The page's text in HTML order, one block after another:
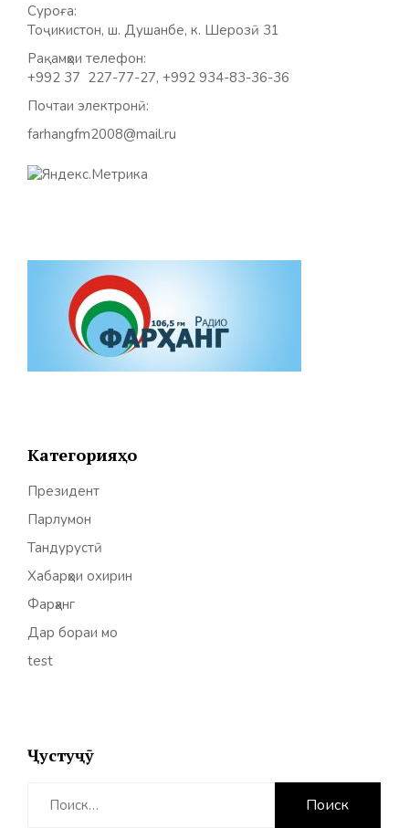
Суроға:
Тоҷикистон, ш. Душанбе, к. Шерозӣ 31
Рақамҳои телефон:
+992 37 227-77-27, +992 934-83-36-36
Почтаи электронӣ:
farhangfm2008@mail.ru
Категорияҳо
Президент
Парлумон
Тандурустӣ
Хабарҳои охирин
Фарҳанг
Дар бораи мо
test
Ҷустуҷӯ